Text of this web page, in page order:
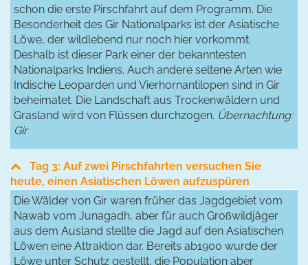
schon die erste Pirschfahrt auf dem Programm. Die
Besonderheit des Gir Nationalparks ist der Asiatische
Löwe, der wildlebend nur noch hier vorkommt.
Deshalb ist dieser Park einer der bekanntesten
Nationalparks Indiens. Auch andere seltene Arten wie
Indische Leoparden und Vierhornantilopen sind in Gir
beheimatet. Die Landschaft aus Trockenwäldern und
Grasland wird von Flüssen durchzogen. Übernachtung:
Gir
Tag 3: Auf zwei Pirschfahrten versuchen Sie
heute, einen Asiatischen Löwen aufzuspüren
Die Wälder von Gir waren früher das Jagdgebiet vom
Nawab vom Junagadh, aber für auch Großwildjäger
aus dem Ausland stellte die Jagd auf den Asiatischen
Löwen eine Attraktion dar. Bereits ab1900 wurde der
Löwe unter Schutz gestellt, die Population aber